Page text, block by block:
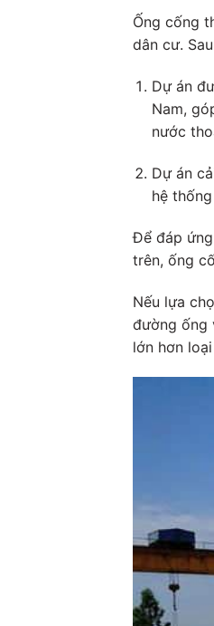
Ống cống
dân cư.
Dự án
Nam,
nước
Dự án
hệ
Để đáp
trên, ống
Nếu lựa
đường ống
lớn hơn